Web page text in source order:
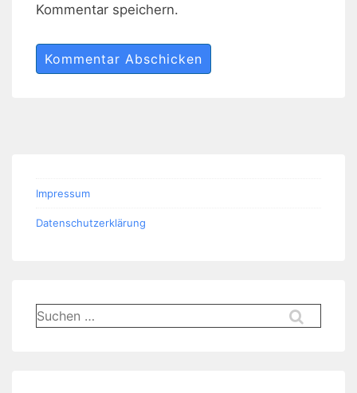
Kommentar speichern.
Impressum
Datenschutzerklärung
Suchen
nach: